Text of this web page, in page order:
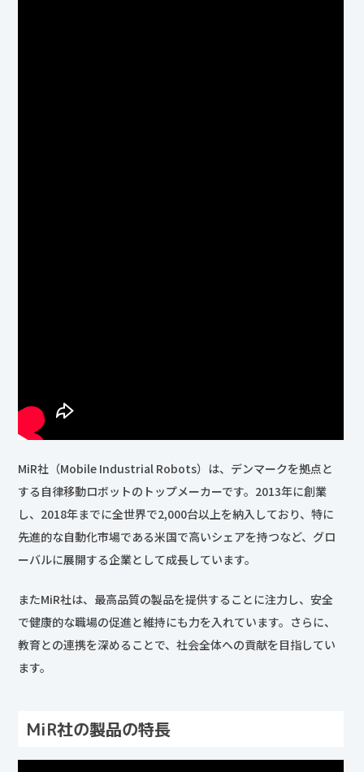
MiR社（Mobile Industrial Robots）は、デンマークを拠点と
する自律移動ロボットのトップメーカーです。2013年に創業
し、2018年までに全世界で2,000台以上を納入しており、特に
先進的な自動化市場である米国で高いシェアを持つなど、グロ
ーバルに展開する企業として成長しています。
またMiR社は、最高品質の製品を提供することに注力し、安全
で健康的な職場の促進と維持にも力を入れています。さらに、
教育との連携を深めることで、社会全体への貢献を目指してい
ます。
MiR社の製品の特長